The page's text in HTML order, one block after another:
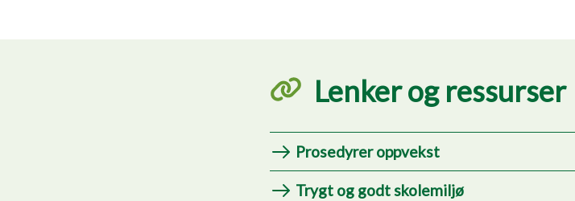
Lenker og ressurser
Prosedyrer oppvekst
Trygt og godt skolemiljø